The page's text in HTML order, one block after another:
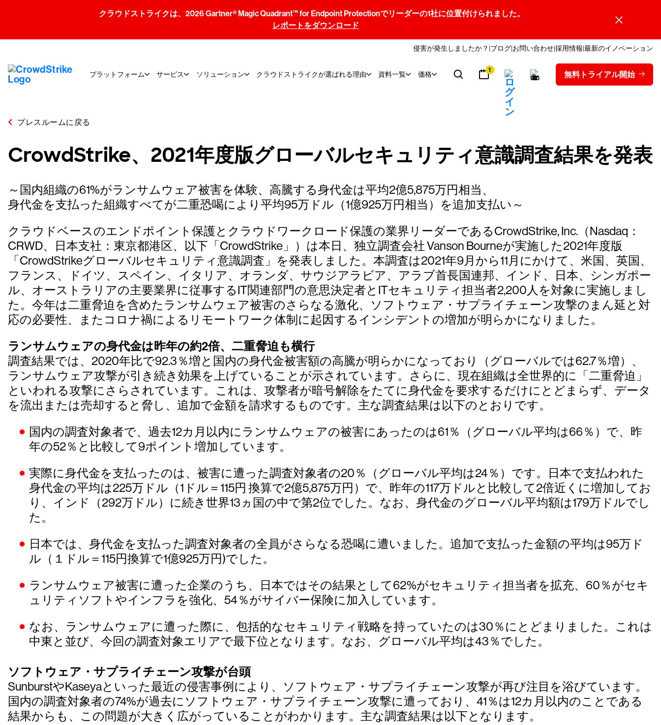
クラウドストライクは、2026 Gartner® Magic Quadrant™ for Endpoint Protectionでリーダーの1社に位置付けられました。
レポートをダウンロード
侵害が発生しましたか？ ブログ お問い合わせ採用情報 最新のイノベーション
プラットフォーム サービス ソリューション クラウドストライクが選ばれる理由 資料一覧 価格 1 無料トライアル開始
プレスルームに戻る
CrowdStrike、2021年度版グローバルセキュリティ意識調査結果を発表
～国内組織の61%がランサムウェア被害を体験、高騰する身代金は平均2億5,875万円相当、
身代金を支払った組織すべてが二重恐喝により平均95万ドル（1億925万円相当）を追加支払い～
クラウドベースのエンドポイント保護とクラウドワークロード保護の業界リーダーであるCrowdStrike, Inc.（Nasdaq：
CRWD、日本支社：東京都港区、以下「CrowdStrike」）は本日、独立調査会社 Vanson Bourneが実施した2021年度版
「CrowdStrikeグローバルセキュリティ意識調査」を発表しました。本調査は2021年9月から11月にかけて、米国、英国、
フランス、ドイツ、スペイン、イタリア、オランダ、サウジアラビア、アラブ首長国連邦、インド、日本、シンガポー
ル、オーストラリアの主要業界に従事するIT関連部門の意思決定者とITセキュリティ担当者2,200人を対象に実施しまし
た。今年は二重脅迫を含めたランサムウェア被害のさらなる激化、ソフトウェア・サプライチェーン攻撃のまん延と対
応の必要性、またコロナ禍によるリモートワーク体制に起因するインシデントの増加が明らかになりました。
ランサムウェアの身代金は昨年の約2倍、二重脅迫も横行
調査結果では、2020年比で92.3％増と国内の身代金被害額の高騰が明らかになっており（グローバルでは62.7％増）、
ランサムウェア攻撃が引き続き効果を上げていることが示されています。さらに、現在組織は全世界的に「二重脅迫」
といわれる攻撃にさらされています。これは、攻撃者が暗号解除をたてに身代金を要求するだけにとどまらず、データ
を流出または売却すると脅し、追加で金額を請求するものです。主な調査結果は以下のとおりです。
国内の調査対象者で、過去12カ月以内にランサムウェアの被害にあったのは61％（グローバル平均は66％）で、昨
年の52％と比較して9ポイント増加しています。
実際に身代金を支払ったのは、被害に遭った調査対象者の20％（グローバル平均は24％）です。日本で支払われた
身代金の平均は225万ドル（1ドル＝115円 換算で2億5,875万円）で、昨年の117万ドルと比較して2倍近くに増加してお
り、インド（292万ドル）に続き世界13ヵ国の中で第2位でした。なお、身代金のグローバル平均額は179万ドルでし
た。
日本では、身代金を支払った調査対象者の全員がさらなる恐喝に遭いました。追加で支払った金額の平均は95万ド
ル（１ドル＝115円換算で1億925万円)でした。
ランサムウェア被害に遭った企業のうち、日本ではその結果として62%がセキュリティ担当者を拡充、60％がセキ
ュリティソフトやインフラを強化、54％がサイバー保険に加入しています。
なお、ランサムウェアに遭った際に、包括的なセキュリティ戦略を持っていたのは30％にとどまりました。これは
中東と並び、今回の調査対象エリアで最下位となります。なお、グローバル平均は43％でした。
ソフトウェア・サプライチェーン攻撃が台頭
SunburstやKaseyaといった最近の侵害事例により、ソフトウェア・サプライチェーン攻撃が再び注目を浴びています。
国内の調査対象者の74%が過去にソフトウェア・サプライチェーン攻撃に遭っており、41％は12カ月以内のことである
結果からも、この問題が大きく広がっていることがわかります。主な調査結果は以下となります。